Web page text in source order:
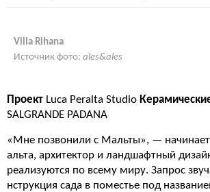
Villa Rihana
Источник фото: ales&ales
Проект Luca Peralta Studio
SALGRANDE PADANA
«Мне позвонили с Мальты», — начинает
альта, архитектор и ландшафтный
реализуются по всему миру. Запрос
нструкция сада в поместье под